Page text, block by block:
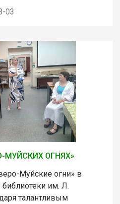
03
МУЙСКИХ ОГНЯХ»
Муйские огни» в
библиотеки им. Л.
талантливым